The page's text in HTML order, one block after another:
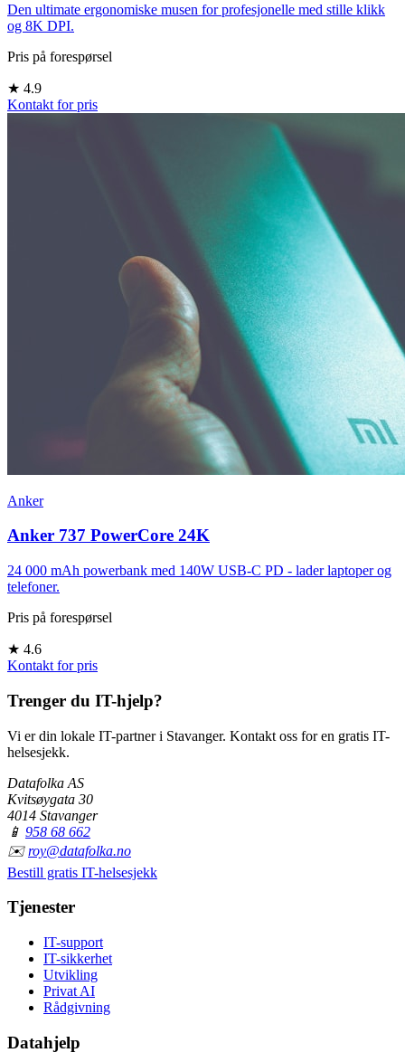
Den ultimate ergonomiske musen for profesjonelle med stille klikk
og 8K DPI.
Pris på forespørsel
★ 4.9
Kontakt for pris
Anker
Anker 737 PowerCore 24K
24 000 mAh powerbank med 140W USB-C PD - lader laptoper og
telefoner.
Pris på forespørsel
★ 4.6
Kontakt for pris
Trenger du IT-hjelp?
Vi er din lokale IT-partner i Stavanger. Kontakt oss for en gratis IT-
helsesjekk.
Datafolka AS
Kvitsøygata 30
4014 Stavanger
📱 958 68 662
✉️ roy@datafolka.no
Bestill gratis IT-helsesjekk
Tjenester
IT-support
IT-sikkerhet
Utvikling
Privat AI
Rådgivning
Datahjelp